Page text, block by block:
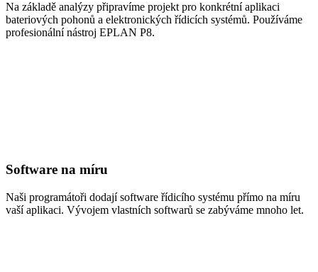
Na základě analýzy připravíme projekt pro konkrétní aplikaci
bateriových pohonů a elektronických řídicích systémů. Používáme
profesionální nástroj EPLAN P8.
Software na míru
Naši programátoři dodají software řídicího systému přímo na míru
vaší aplikaci. Vývojem vlastních softwarů se zabýváme mnoho let.